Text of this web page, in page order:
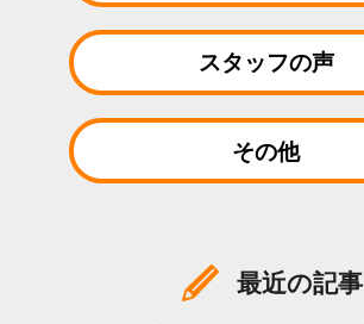
スタッフの声
その他
最近の記事